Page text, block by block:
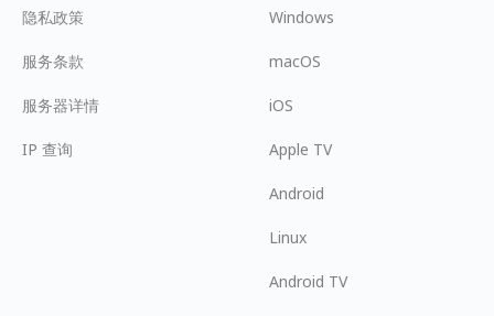
隐私政策
服务条款
服务器详情
IP 查询
Windows
macOS
iOS
Apple TV
Android
Linux
Android TV